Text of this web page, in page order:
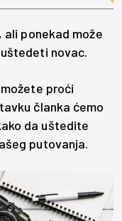
ponekad može
novac.
proći
članka ćemo
da uštedite
putovanja.